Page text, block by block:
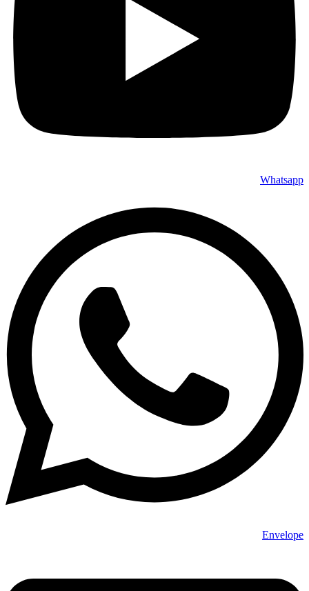
Whatsapp
Envelope